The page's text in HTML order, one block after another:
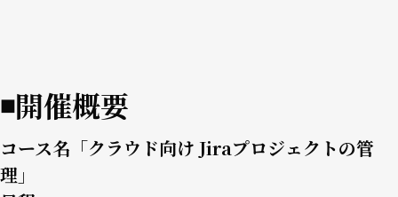
◾️開催概要
コース名「クラウド向け Jiraプロジェクトの管
理」